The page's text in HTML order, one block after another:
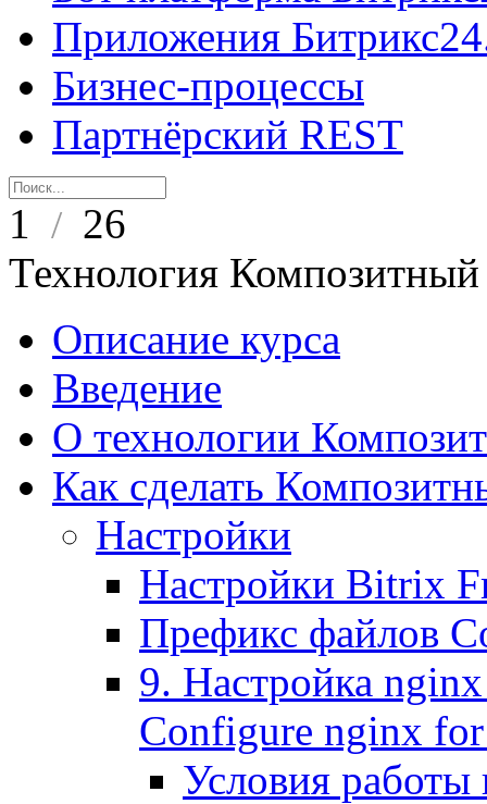
Приложения
Бизнес-процессы
Партнёрский REST
1 / 26
Технология Композитный
Описание курса
Введение
О технологии
Как сделать
Настройки
Настройки Bitrix
Префикс файлов
9. Настройка
Configure nginx
Условия работы